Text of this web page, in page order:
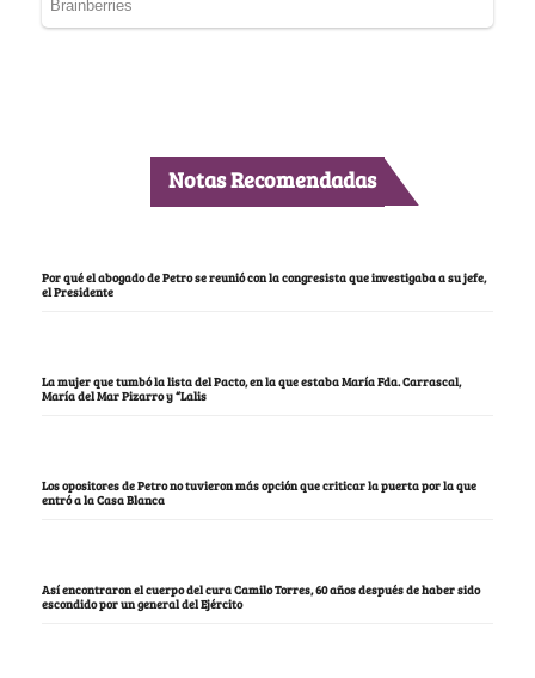
Notas Recomendadas
Por qué el abogado de Petro se reunió con la congresista que investigaba a su jefe,
el Presidente
La mujer que tumbó la lista del Pacto, en la que estaba María Fda. Carrascal,
María del Mar Pizarro y “Lalis
Los opositores de Petro no tuvieron más opción que criticar la puerta por la que
entró a la Casa Blanca
Así encontraron el cuerpo del cura Camilo Torres, 60 años después de haber sido
escondido por un general del Ejército